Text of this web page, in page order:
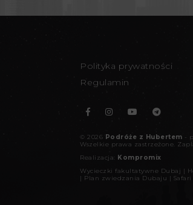
Polityka prywatności
Regulamin
© 2026 Podróże z Hubertem -
Wszelkie prawa zastrzeżone.
Realizacja: Kompromix
Wycieczki fakultatywne Dubaj |
| Plan zwiedzania Dubaju |